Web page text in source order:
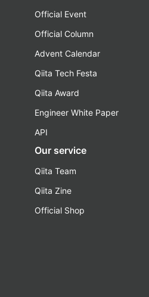
Official Event
Official Column
Advent Calendar
Qiita Tech Festa
Qiita Award
Engineer White Paper
API
Our service
Qiita Team
Qiita Zine
Official Shop